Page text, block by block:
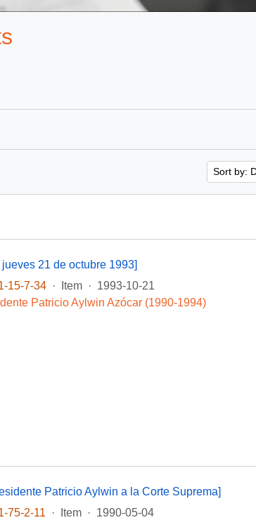
Sort by:
21 de octubre 1993]
15-7-34
· Item · 1993-10-21
Patricio Aylwin Azócar (1990-1994)
Patricio Aylwin a la Corte Suprema]
75-2-11
· Item · 1990-05-04